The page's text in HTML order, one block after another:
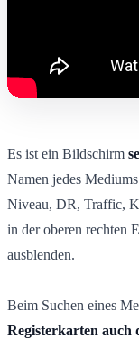
Es ist ein Bildschirm
Namen jedes
Niveau, DR, Traffic,
in der oberen rechten
ausblenden.
Beim Suchen eines
Registerkarten auch